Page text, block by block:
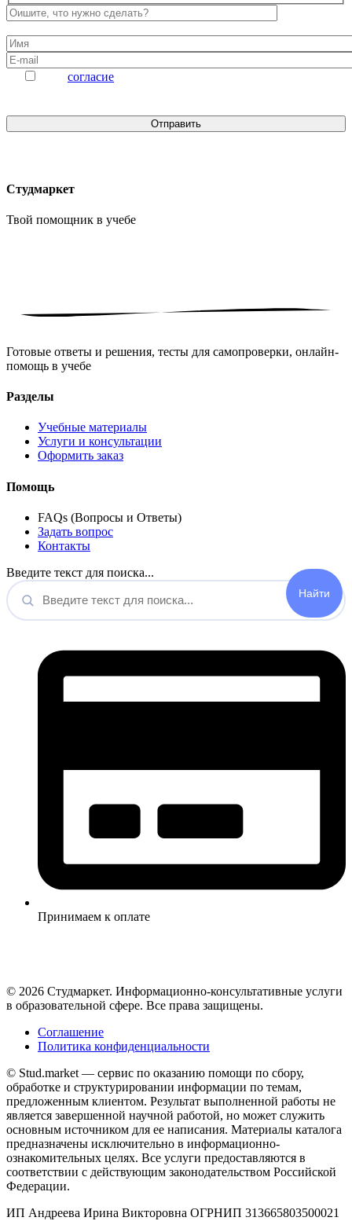
согласие
Студмаркет
Твой помощник в учебе
Готовые ответы и решения, тесты для самопроверки, онлайн-
помощь в учебе
Разделы
Учебные материалы
Услуги и консультации
Оформить заказ
Помощь
FAQs (Вопросы и Ответы)
Задать вопрос
Контакты
Введите текст для поиска...
Принимаем к оплате
© 2026 Студмаркет. Информационно-консультативные услуги
в образовательной сфере. Все права защищены.
Соглашение
Политика конфиденциальности
© Stud.market — сервис по оказанию помощи по сбору,
обработке и структурировании информации по темам,
предложенным клиентом. Результат выполненной работы не
является завершенной научной работой, но может служить
основным источником для ее написания. Материалы каталога
предназначены исключительно в информационно-
ознакомительных целях. Все услуги предоставляются в
соответствии с действующим законодательством Российской
Федерации.
ИП Андреева Ирина Викторовна ОГРНИП 313665803500021